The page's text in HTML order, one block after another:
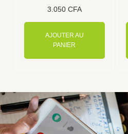
3.050 CFA
AJOUTER AU
PANIER